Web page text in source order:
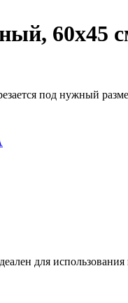
60х45
под нужный
для